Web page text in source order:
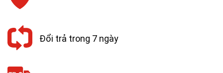
Đổi trả trong 7 ngày